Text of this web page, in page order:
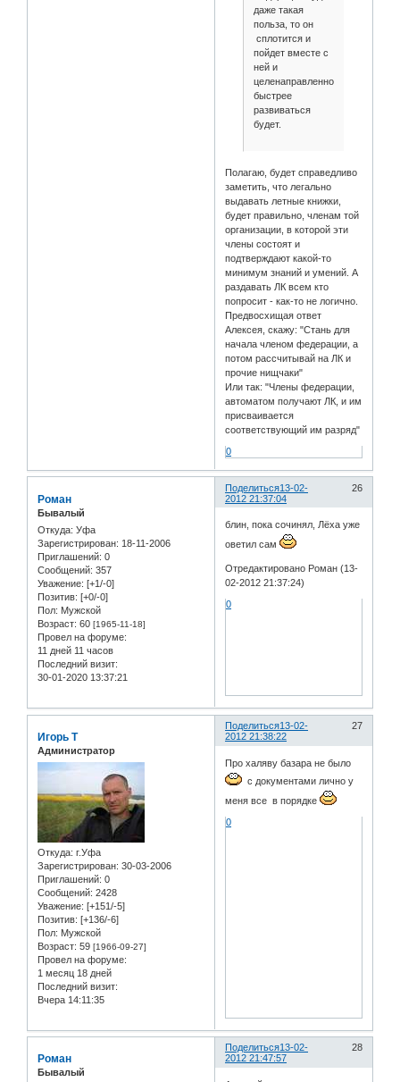
даже такая
польза, то он
сплотится и
пойдет вместе с
ней и
целенаправленно
быстрее
развиваться
будет.
Полагаю, будет справедливо
заметить, что легально
выдавать летные книжки,
будет правильно, членам той
организации, в которой эти
члены состоят и
подтверждают какой-то
минимум знаний и умений. А
раздавать ЛК всем кто
попросит - как-то не логично.
Предвосхищая ответ
Алексея, скажу: "Стань для
начала членом федерации, а
потом рассчитывай на ЛК и
прочие нищчаки"
Или так: "Члены федерации,
автоматом получают ЛК, и им
присваивается
соответствующий им разряд"
0
Поделиться 26
13-02-
2012 21:37:04
Роман
Бывалый
Откуда: Уфа
Зарегистрирован: 18-11-2006
Приглашений: 0
Сообщений: 357
Уважение: [+1/-0]
Позитив: [+0/-0]
Пол: Мужской
Возраст: 60 [1965-11-18]
Провел на форуме:
11 дней 11 часов
Последний визит:
30-01-2020 13:37:21
блин, пока сочинял, Лёха уже
оветил сам
Отредактировано Роман (13-
02-2012 21:37:24)
0
Поделиться 27
13-02-
2012 21:38:22
Игорь Т
Администратор
Откуда: г.Уфа
Зарегистрирован: 30-03-2006
Приглашений: 0
Сообщений: 2428
Уважение: [+151/-5]
Позитив: [+136/-6]
Пол: Мужской
Возраст: 59 [1966-09-27]
Провел на форуме:
1 месяц 18 дней
Последний визит:
Вчера 14:11:35
Про халяву базара не было
с документами лично у
меня все в порядке
0
Поделиться 28
13-02-
2012 21:47:57
Роман
Бывалый